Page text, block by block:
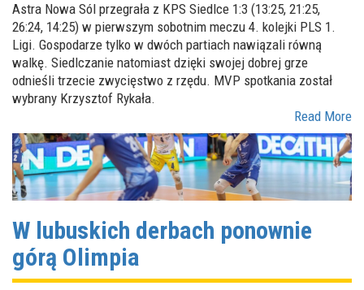
Astra Nowa Sól przegrała z KPS Siedlce 1:3 (13:25, 21:25,
26:24, 14:25) w pierwszym sobotnim meczu 4. kolejki PLS 1.
Ligi. Gospodarze tylko w dwóch partiach nawiązali równą
walkę. Siedlczanie natomiast dzięki swojej dobrej grze
odnieśli trzecie zwycięstwo z rzędu. MVP spotkania został
wybrany Krzysztof Rykała.
Read More
W lubuskich derbach ponownie
górą Olimpia